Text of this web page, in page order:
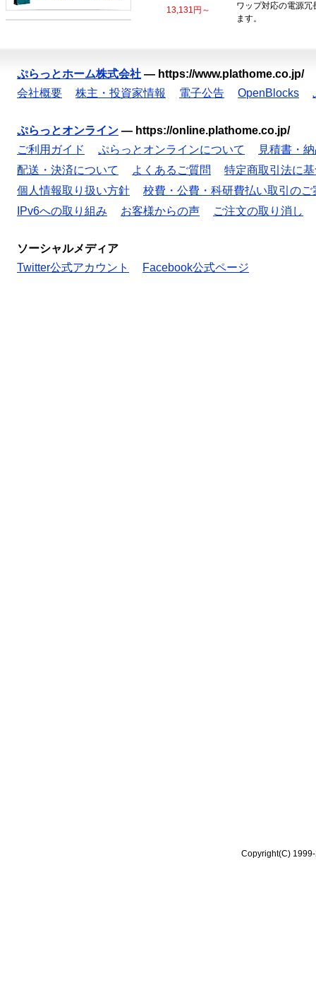
13,131円～
ワップ対応の電源冗
ます。
ぷらっとホーム株式会社 — https://www.plathome.co.jp/
会社概要
株主・投資家情報 電子公告 OpenBlocks
ぷらっとオンライン — https://online.plathome.co.jp/
ご利用ガイド
ぷらっとオンラインについて
見積書・
配送・決済について
よくあるご質問
特定商取引法に
個人情報取り扱い方針
校費・公費・科研費払い取引のご
IPv6への取り組み
お客様からの声 ご注文の取り消し
ソーシャルメディア
Twitter公式アカウント
Facebook公式ページ
Copyright(C)